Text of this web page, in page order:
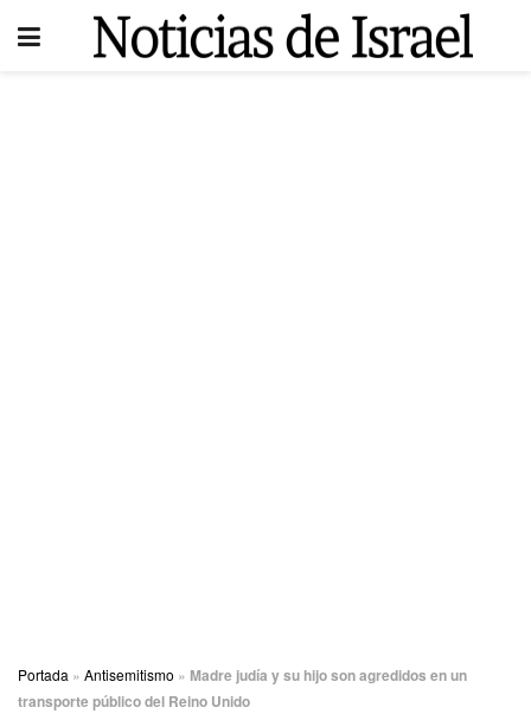
Portada » Antisemitismo » Madre judía y su hijo son agredidos en un
transporte público del Reino Unido